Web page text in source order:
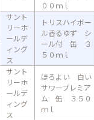
００ｍｌ
サント
リーホ
ールデ
ィング
ス
トリスハイボー
ル香るゆず シ
ール付 缶 ３
５０ｍｌ
サント
リーホ
ールデ
ィング
ス
ほろよい 白い
サワープレミア
ム 缶 ３５０
ｍｌ